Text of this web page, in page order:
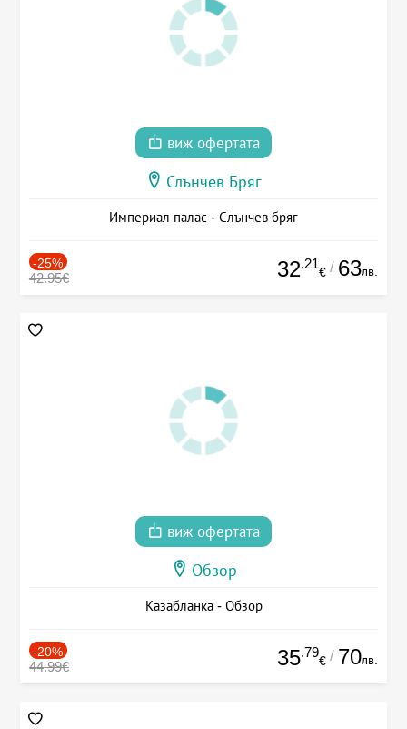
виж офертата
Слънчев Бряг
Империал палас - Слънчев бряг
-25%
42.95€ 32.21
€ / 63лв.
виж офертата
Обзор
Казабланка - Обзор
-20%
44.99€ 35.79
€ / 70лв.